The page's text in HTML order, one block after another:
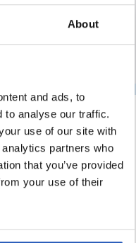
About
and ads, to
to analyse our traffic.
use of our site with
partners who
that you’ve provided
your use of their
Hellä ihonhoito
Iho-ongelmat